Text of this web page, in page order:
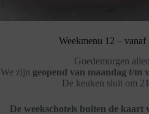
Weekmenu 12 – vanaf
Goedemorgen
We zijn geopend van maandag t/m
De keuken sluit om
De weekschotels buiten de kaart